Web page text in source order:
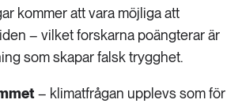
kommer att vara möjliga att
– vilket forskarna poängterar är
som skapar falsk trygghet.
– klimatfrågan upplevs som för